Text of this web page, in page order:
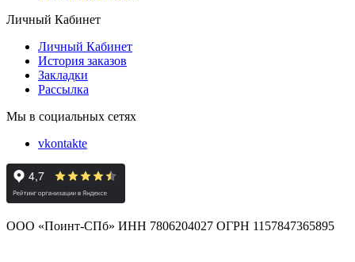
Личный Кабинет
Личный Кабинет
История заказов
Закладки
Рассылка
Мы в социальных сетях
vkontakte
ООО «Поинт-СПб» ИНН 7806204027 ОГРН 1157847365895